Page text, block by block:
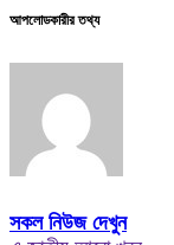
আপলোডকারীর তথ্য
সকল নিউজ দেখুন